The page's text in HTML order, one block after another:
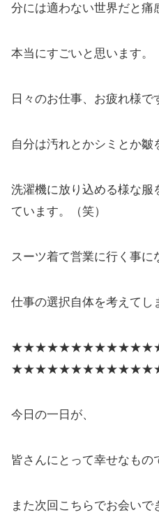
分には適わない世界だと痛
本当にすごいと思います。
日々のお仕事、お疲れ様で
自分は汚れとかシミとか皺
洗濯機に放り込める様な服
ています。（笑）
スーツ着て営業に行く事に
仕事の選択自体を考えてし
今日の一日が、
皆さんにとって幸せなもの
また次回こちらでお会いで